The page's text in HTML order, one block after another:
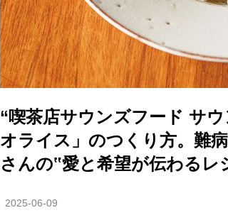
“喫茶店サウンズフード サ
オライス」のつくり方。難
さんの‟愛と希望が伝わるレ
2025-06-09